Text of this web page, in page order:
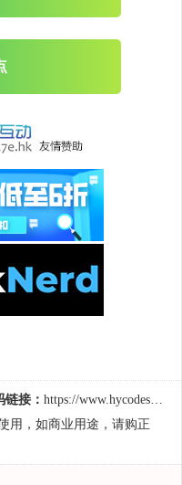
接： https://www.hycodes.cn/kfkj/306.html
用，如商业用途，请购正